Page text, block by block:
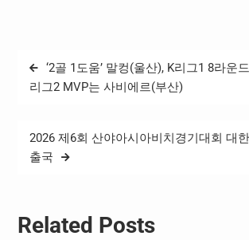
과 건강한 게임이용 문화 조
성을 위해 마련됐으며, 게임
포, 게임문화재단이 협력하
여 공동 주최하고, 문화체육
관광부와 넥슨코리아가 후
육/게임물관리위원회 담당
글
탐
‘2골 1도움’ 말컹(울산), K리그1 8라운
리그2 MVP는 사비에르(부산)
2026 제6회 산야아시아비치경기대회 대
출국
Related Posts